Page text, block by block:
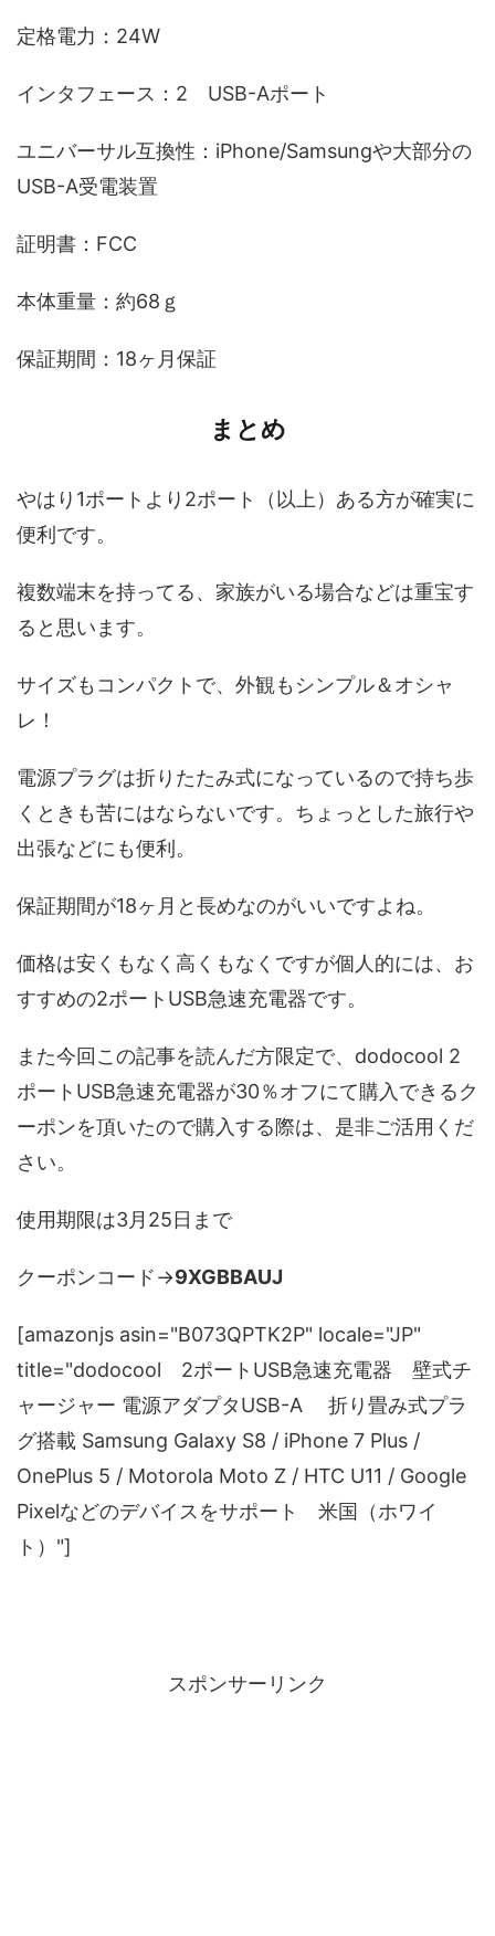
定格電力：24W
インタフェース：2 USB-Aポート
ユニバーサル互換性：iPhone/Samsungや大部分の
USB-A受電装置
証明書：FCC
本体重量：約68ｇ
保証期間：18ヶ月保証
まとめ
やはり1ポートより2ポート（以上）ある方が確実に
便利です。
複数端末を持ってる、家族がいる場合などは重宝す
ると思います。
サイズもコンパクトで、外観もシンプル＆オシャ
レ！
電源プラグは折りたたみ式になっているので持ち歩
くときも苦にはならないです。ちょっとした旅行や
出張などにも便利。
保証期間が18ヶ月と長めなのがいいですよね。
価格は安くもなく高くもなくですが個人的には、お
すすめの2ポートUSB急速充電器です。
また今回この記事を読んだ方限定で、dodocool 2
ポートUSB急速充電器が30％オフにて購入できるク
ーポンを頂いたので購入する際は、是非ご活用くだ
さい。
使用期限は3月25日まで
クーポンコード→9XGBBAUJ
[amazonjs asin="B073QPTK2P" locale="JP"
title="dodocool 2ポートUSB急速充電器 壁式チ
ャージャー 電源アダプタUSB-A 折り畳み式プラ
グ搭載 Samsung Galaxy S8 / iPhone 7 Plus /
OnePlus 5 / Motorola Moto Z / HTC U11 / Google
Pixelなどのデバイスをサポート 米国（ホワイ
ト）"]
スポンサーリンク